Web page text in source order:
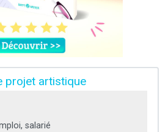
projet artistique
salarié